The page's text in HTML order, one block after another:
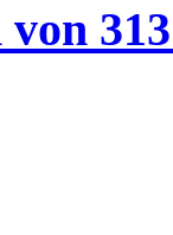
von